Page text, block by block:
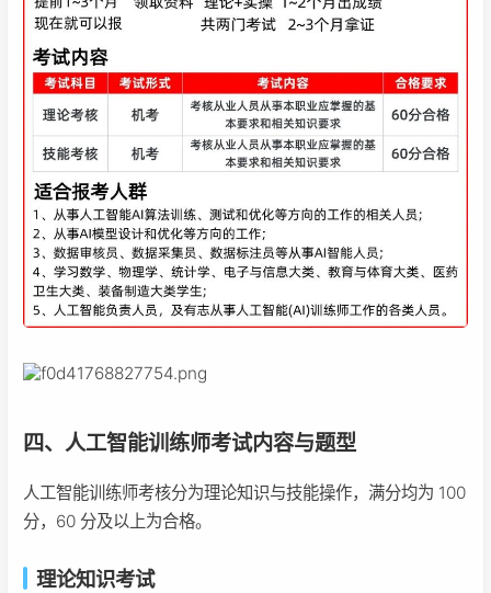
四、人工智能训练师考试内容与题型
人工智能训练师考核分为理论知识与技能操作，满分均为 100
分，60 分及以上为合格。
理论知识考试